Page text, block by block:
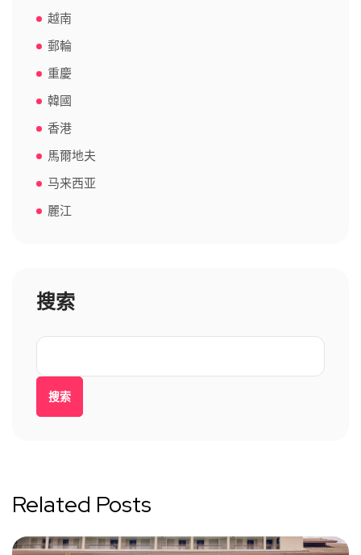
越南
郵輪
重慶
韓國
香港
馬爾地夫
马来西亚
麗江
搜索
搜索
Related Posts